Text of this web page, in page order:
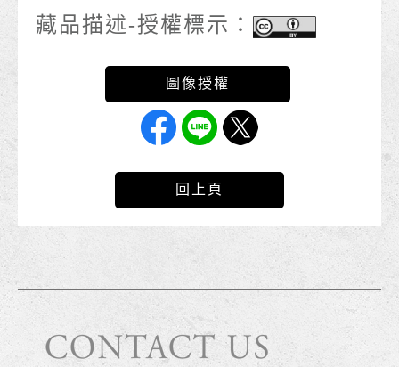
藏品描述-授權標示：
回上頁